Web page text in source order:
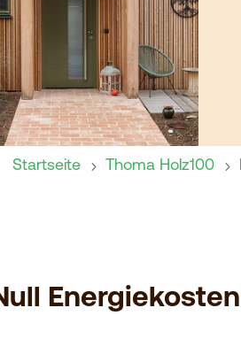
Startseite 5 Thoma Holz100 5